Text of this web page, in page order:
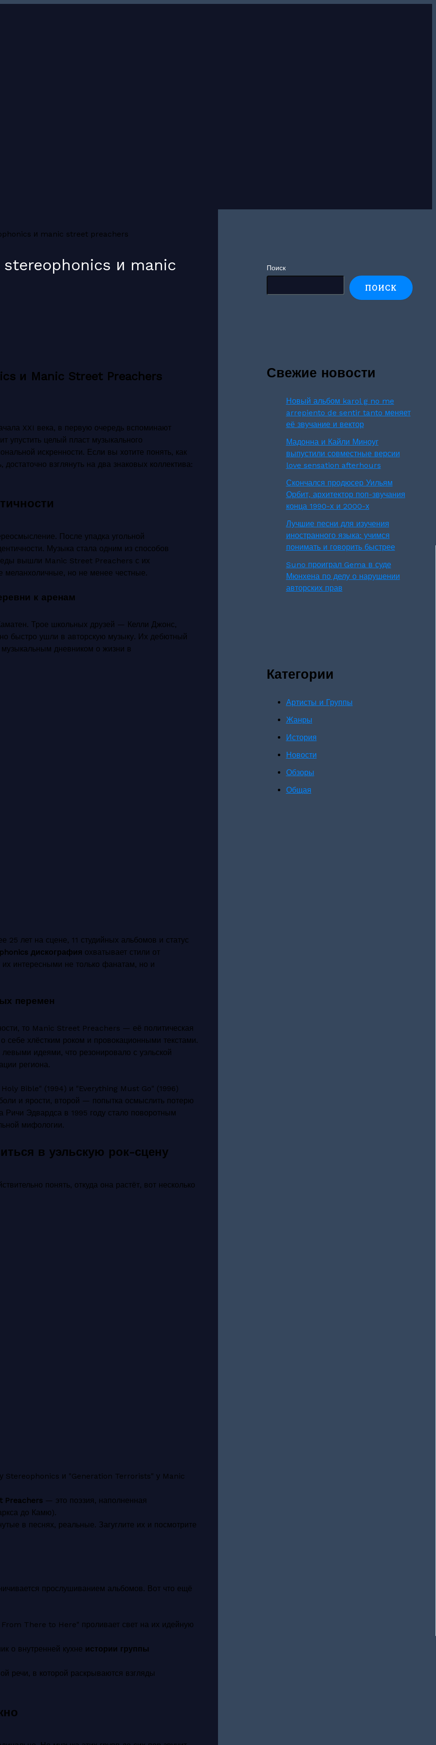
и manic street preachers
stereophonics и manic
и Manic Street Preachers
XXI века, в первую очередь вспоминают
упустить целый пласт музыкального
искренности. Если вы хотите понять, как
взглянуть на два знаковых коллектива:
После упадка угольной
Музыка стала одним из способов
вышли Manic Street Preachers с их
но не менее честные.
к аренам
Трое школьных друзей — Келли Джонс,
быстро ушли в авторскую музыку. Их дебютный
дневником о жизни в
25 лет на сцене, 11 студийных альбомов и статус
дискография охватывает стили от
их интересными не только фанатам, но и
перемен
то Manic Street Preachers — её политическая
себе хлёстким роком и провокационными текстами.
левыми идеями, что резонировало с уэльской
региона.
Bible" (1994) и "Everything Must Go" (1996)
и ярости, второй — попытка осмыслить потерю
Ричи Эдвардса в 1995 году стало поворотным
мифологии.
в уэльскую рок-сцену
понять, откуда она растёт, вот несколько
Stereophonics и "Generation Terrorists" у Manic
Preachers — это поэзия, наполненная
до Камю).
в песнях, реальные. Загуглите их и посмотрите
прослушиванием альбомов. Вот что ещё
There to Here" проливает свет на их идейную
о внутренней кухне истории группы
речи, в которой раскрываются взгляды
Поиск
ПОИСК
Свежие новости
Новый альбом karol g no me
arrepiento de sentir tanto меняет
её звучание и вектор
Мадонна и Кайли Миноуг
выпустили совместные версии
love sensation afterhours
Скончался продюсер Уильям
Орбит, архитектор поп-звучания
конца 1990-х и 2000-х
Лучшие песни для изучения
иностранного языка: учимся
понимать и говорить быстрее
Suno проиграл Gema в суде
Мюнхена по делу о нарушении
авторских прав
Категории
Артисты и Группы
Жанры
История
Новости
Обзоры
Общая